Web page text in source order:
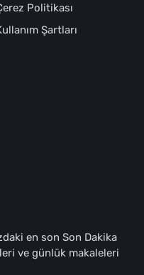
Politikası
Şartları
en son Son Dakika
ve günlük makaleleri